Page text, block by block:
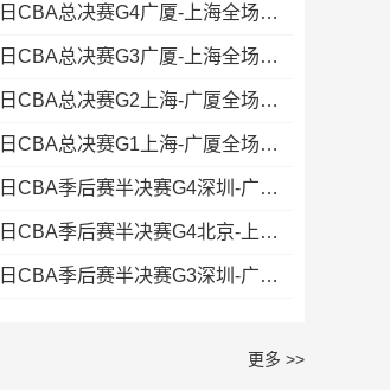
06月02日CBA总决赛G4广厦-上海全场录像
05月31日CBA总决赛G3广厦-上海全场录像
05月28日CBA总决赛G2上海-广厦全场录像
05月26日CBA总决赛G1上海-广厦全场录像
05月23日CBA季后赛半决赛G4深圳-广厦全场录像
05月22日CBA季后赛半决赛G4北京-上海全场录像
05月21日CBA季后赛半决赛G3深圳-广厦全场录像
更多 >>